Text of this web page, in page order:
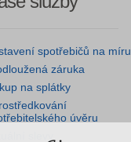
spotřebičů na míru
záruka
na splátky
úvěru